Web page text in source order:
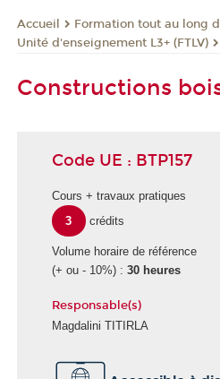
Accueil
Formation tout au long
Unité d'enseignement L3+ (FTLV)
Constructions
Code UE : BTP157
Cours + travaux pratiques
3
crédits
Volume horaire de référence
(+ ou - 10%) : 30 heures
Responsable(s)
Magdalini TITIRLA